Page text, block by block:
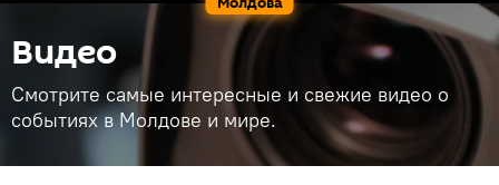
Видео
Смотрите самые интересные и свежие видео о
событиях в Молдове и мире.